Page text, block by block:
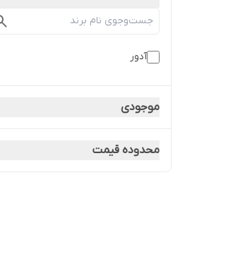
آدور
موجودی
محدوده قیمت